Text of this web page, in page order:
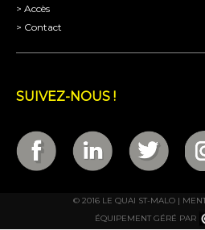
> Accès
> Contact
SUIVEZ-NOUS !
© 2016 LE QUAI ST-MALO |
ÉQUIPEMENT GÉRÉ PAR